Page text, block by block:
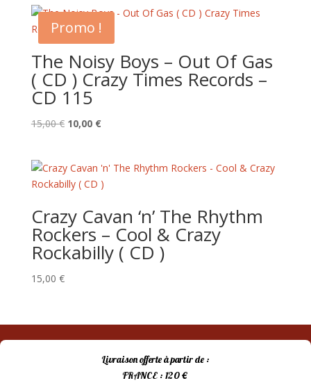
Promo !
The Noisy Boys – Out Of Gas
( CD ) Crazy Times Records –
CD 115
15,00€ Le
était :
15,00 €.
10,00 €Le
est :
10,00 €.
Crazy Cavan ‘n’ The Rhythm
Rockers – Cool & Crazy
Rockabilly ( CD )
15,00 €
Livraison offerte à partir de :
FRANCE : 120 €